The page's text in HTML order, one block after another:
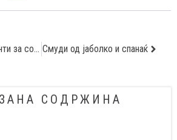
Дентални импланти за совршена насмевка Смуди од јаболко и спанаќ
СОДРЖИНА